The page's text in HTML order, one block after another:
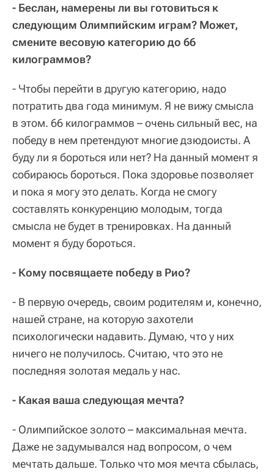
- Беслан, намерены ли вы готовиться к
следующим Олимпийским играм? Может,
смените весовую категорию до 66
килограммов?
- Чтобы перейти в другую категорию, надо
потратить два года минимум. Я не вижу смысла
в этом. 66 килограммов – очень сильный вес, на
победу в нем претендуют многие дзюдоисты. А
буду ли я бороться или нет? На данный момент я
собираюсь бороться. Пока здоровье позволяет
и пока я могу это делать. Когда не смогу
составлять конкуренцию молодым, тогда
смысла не будет в тренировках. На данный
момент я буду бороться.
- Кому посвящаете победу в Рио?
- В первую очередь, своим родителям и, конечно,
нашей стране, на которую захотели
психологически надавить. Думаю, что у них
ничего не получилось. Считаю, что это не
последняя золотая медаль у нас.
- Какая ваша следующая мечта?
- Олимпийское золото – максимальная мечта.
Даже не задумывался над вопросом, о чем
мечтать дальше. Только что моя мечта сбылась,